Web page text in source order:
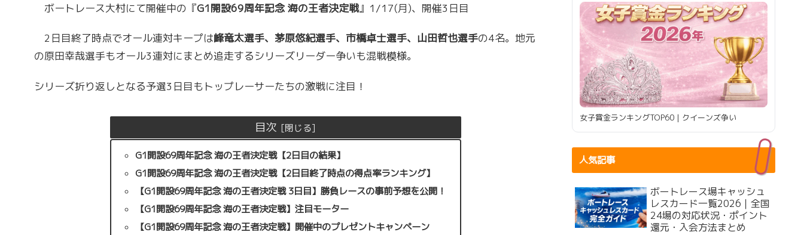
ボートレース大村にて開催中の『G1開設69周年記念 海の王者決定戦』1/17(月)、開催3日目
2日目終了時点でオール連対キープは峰竜太選手、茅原悠紀選手、市橋卓士選手、山田哲也選手の4名。地元
の原田幸哉選手もオール3連対にまとめ追走するシリーズリーダー争いも混戦模様。
シリーズ折り返しとなる予選3日目もトップレーサーたちの激戦に注目！
目次
G1開設69周年記念 海の王者決定戦【2日目の結果】
G1開設69周年記念 海の王者決定戦【2日目終了時点の得点率ランキング】
【G1開設69周年記念 海の王者決定戦 3日目】勝負レースの事前予想を公開！
【G1開設69周年記念 海の王者決定戦】注目モーター
【G1開設69周年記念 海の王者決定戦】開催中のプレゼントキャンペーン
女子賞金ランキングTOP60｜クイーンズ争い
人気記事
ボートレース場キャッシュ
レスカード一覧2026｜全国
24場の対応状況・ポイント
還元・入会方法まとめ